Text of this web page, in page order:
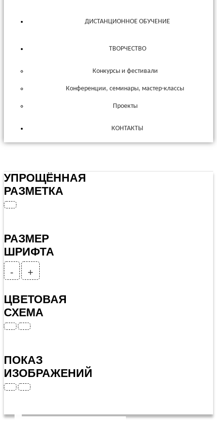
ДИСТАНЦИОННОЕ ОБУЧЕНИЕ
ТВОРЧЕСТВО
Конкурсы и фестивали
Конференции, семинары, мастер-классы
Проекты
КОНТАКТЫ
УПРОЩЁННАЯ
РАЗМЕТКА
РАЗМЕР
ШРИФТА
- +
ЦВЕТОВАЯ
СХЕМА
ПОКАЗ
ИЗОБРАЖЕНИЙ